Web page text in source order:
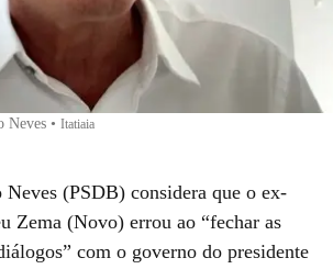
Neves • Itatiaia
Neves (PSDB) considera que o ex-
Zema (Novo) errou ao “fechar as
com o governo do presidente